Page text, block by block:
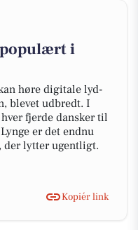
populært i
høre digitale lyd-
blevet udbredt. I
fjerde dansker til
er det endnu
der lytter ugentligt.
Kopiér link